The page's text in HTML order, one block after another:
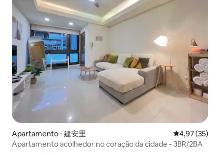
Apartamento ⋅ 建安里 4,97 de uma
4,97 (35)
Apartamento acolhedor no coração da cidade - 3BR/2BA